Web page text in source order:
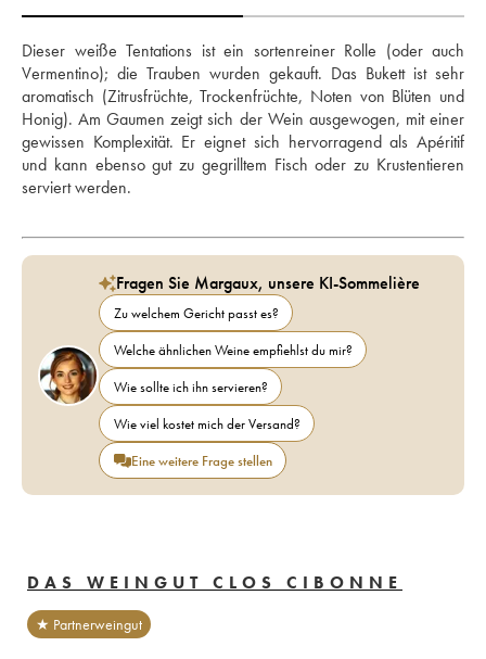
Dieser weiße Tentations ist ein sortenreiner Rolle (oder auch
Vermentino); die Trauben wurden gekauft. Das Bukett ist sehr
aromatisch (Zitrusfrüchte, Trockenfrüchte, Noten von Blüten und
Honig). Am Gaumen zeigt sich der Wein ausgewogen, mit einer
gewissen Komplexität. Er eignet sich hervorragend als Apéritif
und kann ebenso gut zu gegrilltem Fisch oder zu Krustentieren
serviert werden.
Fragen Sie Margaux, unsere KI-Sommelière
Zu welchem Gericht passt es?
Welche ähnlichen Weine empfiehlst du mir?
Wie sollte ich ihn servieren?
Wie viel kostet mich der Versand?
Eine weitere Frage stellen
DAS WEINGUT CLOS CIBONNE
★ Partnerweingut